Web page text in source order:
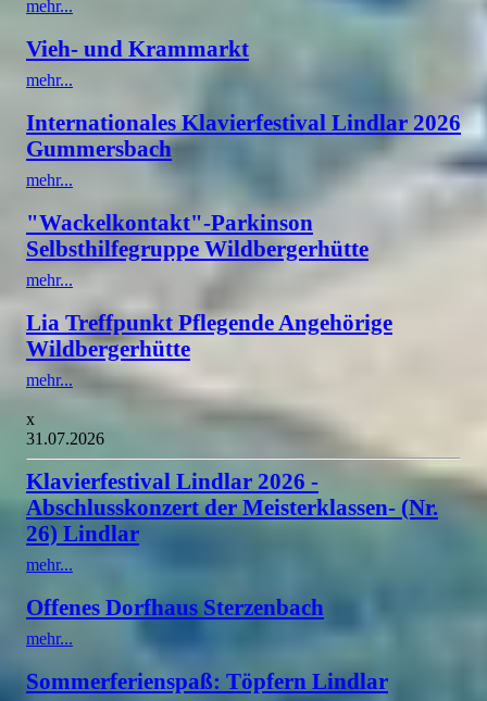
mehr...
Vieh- und Krammarkt
mehr...
Internationales Klavierfestival Lindlar 2026
Gummersbach
mehr...
"Wackelkontakt"-Parkinson
Selbsthilfegruppe Wildbergerhütte
mehr...
Lia Treffpunkt Pflegende Angehörige
Wildbergerhütte
mehr...
x
31.07.2026
Klavierfestival Lindlar 2026 -
Abschlusskonzert der Meisterklassen- (Nr.
26) Lindlar
mehr...
Offenes Dorfhaus Sterzenbach
mehr...
Sommerferienspaß: Töpfern Lindlar